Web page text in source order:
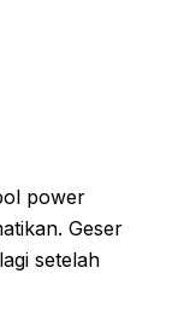
power
Geser
setelah